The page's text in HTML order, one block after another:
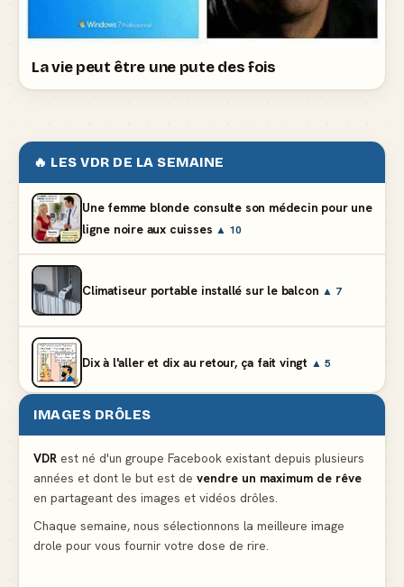
La vie peut être une pute des fois
🔥 LES VDR DE LA SEMAINE
Une femme blonde consulte son médecin pour une
ligne noire aux cuisses ▲ 10
Climatiseur portable installé sur le balcon ▲ 7
Dix à l'aller et dix au retour, ça fait vingt ▲ 5
Et vous prétendez que la lumière du frigo s'éteint
Lidl propose un climatiseur avec gants de boxe et
protège-dent offerts
IMAGES DRÔLES
VDR est né d'un groupe Facebook existant depuis plusieurs
années et dont le but est de vendre un maximum de rêve
en partageant des images et vidéos drôles.
Chaque semaine, nous sélectionnons la meilleure image
drole pour vous fournir votre dose de rire.